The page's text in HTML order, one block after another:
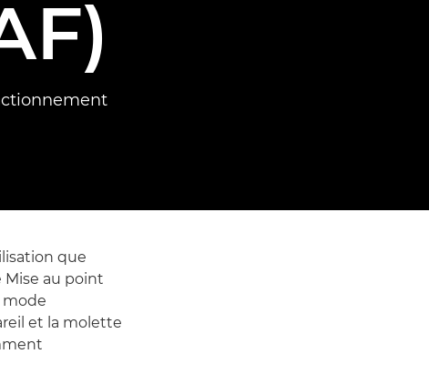
que
au point
mode
et la molette